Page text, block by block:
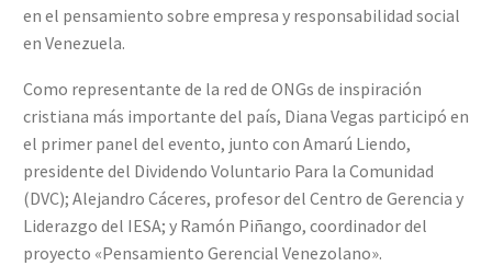
en el pensamiento sobre empresa y responsabilidad social
en Venezuela.
Como representante de la red de ONGs de inspiración
cristiana más importante del país, Diana Vegas participó en
el primer panel del evento, junto con Amarú Liendo,
presidente del Dividendo Voluntario Para la Comunidad
(DVC); Alejandro Cáceres, profesor del Centro de Gerencia y
Liderazgo del IESA; y Ramón Piñango, coordinador del
proyecto «Pensamiento Gerencial Venezolano».